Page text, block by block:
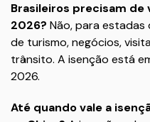
Brasileiros precisam de
2026? Não, para
de turismo, negócios,
trânsito. A isenção está
2026.
Até quando vale a